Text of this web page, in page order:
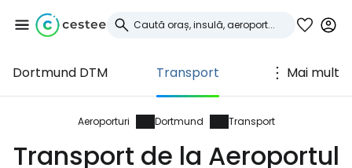
Dortmund DTM Transport Mai mult
Aeroporturi Dortmund Transport
Transport de la Aeroportul
Conectați-vă la
Cestee
... comunitatea mondială a călătorilor